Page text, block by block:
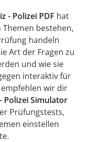
- Polizei PDF hat
bestehen,
handeln
Art der Fragen zu
und wie sie
interaktiv für
wir dir
Polizei Simulator
Prüfungstests,
einstellen